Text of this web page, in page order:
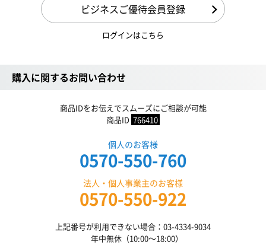
ビジネスご優待会員登録
ログインはこちら
購入に関するお問い合わせ
商品IDをお伝えでスムーズにご相談が可能
商品ID 766410
個人のお客様
0570-550-760
法人・個人事業主のお客様
0570-550-922
上記番号が利用できない場合：03-4334-9034
年中無休（10:00〜18:00）